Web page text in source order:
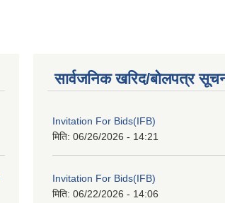
सार्वजनिक खरिद/बोलपत्र
Invitation For Bids(IFB)
मिति: 06/26/2026 - 14:21
Invitation For Bids(IFB)
मिति: 06/22/2026 - 14:06